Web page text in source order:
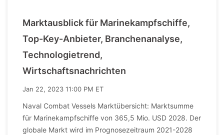
Marktausblick für Marinekampfschiffe,
Top-Key-Anbieter, Branchenanalyse,
Technologietrend,
Wirtschaftsnachrichten
Jan 22, 2023 11:00 PM ET
Naval Combat Vessels Marktübersicht: Marktsumme
für Marinekampfschiffe von 365,5 Mio. USD 2028. Der
globale Markt wird im Prognosezeitraum 2021-2028